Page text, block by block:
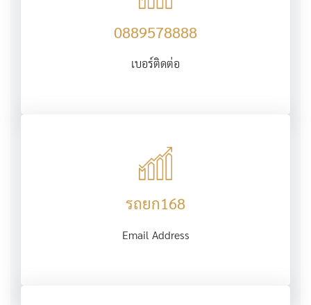
0889578888
เบอร์ติดต่อ
รถยก168
Email Address